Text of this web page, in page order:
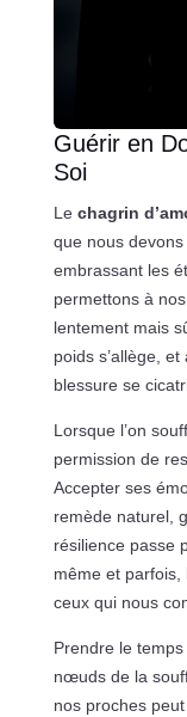
Guérir en
Soi
Le chagrin
que nous
embrassant les
permettons à
lentement mais
poids s’allège,
blessure se
Lorsque l’on
permission de
Accepter ses
remède naturel,
résilience passe
même et
ceux qui nous
Prendre le temps
nœuds de la
nos proches